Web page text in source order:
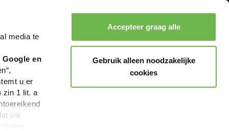
media te
en
u er
zin 1 lit. a
uw
Accepteer graag alle
Gebruik alleen noodzakelijke
cookies
Boeken Menu